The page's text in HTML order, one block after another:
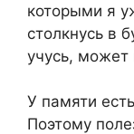
которыми я
столкнусь в
учусь, может
У памяти
Поэтому